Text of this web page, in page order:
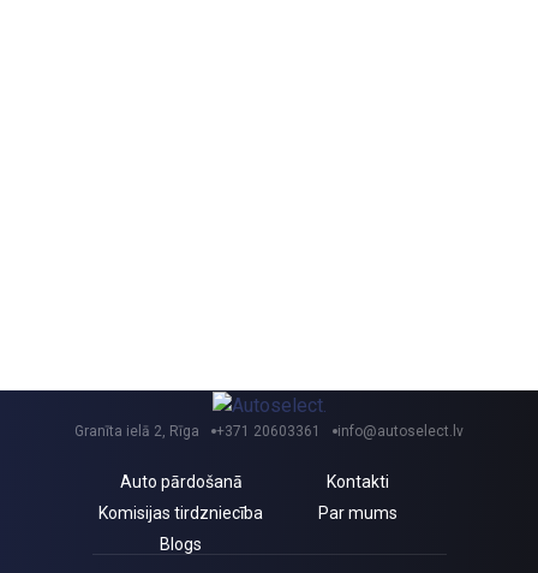
Granīta ielā 2, Rīga +371 20603361 info@autoselect.lv
Auto pārdošanā
Kontakti
Komisijas tirdzniecība
Par mums
Blogs